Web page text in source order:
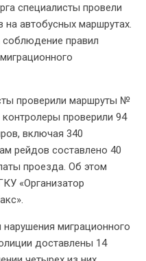
специалисты провели
на автобусных маршрутах.
правил
проверили маршруты №
проверили 94
включая 340
рейдов составлено 40
проезда. Об этом
«Организатор
миграционного
доставлены 14